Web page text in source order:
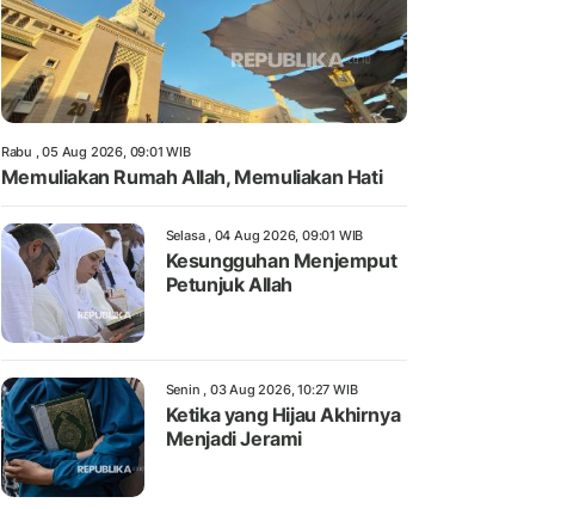
Rabu , 05 Aug 2026, 09:01 WIB
Memuliakan Rumah Allah, Memuliakan Hati
Selasa , 04 Aug 2026, 09:01 WIB
Kesungguhan Menjemput
Petunjuk Allah
Senin , 03 Aug 2026, 10:27 WIB
Ketika yang Hijau Akhirnya
Menjadi Jerami